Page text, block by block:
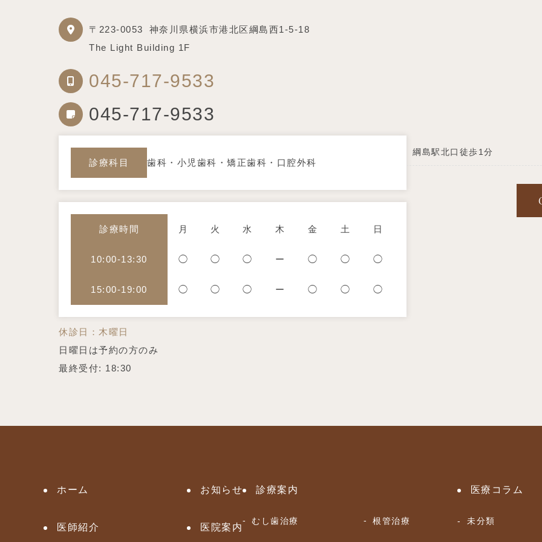
〒223-0053
神奈川県横浜市港北区綱島西1-5-18
The Light Building 1F
045-717-9533
045-717-9533
診療科目 歯科・小児歯科・矯正歯科・口腔外科
診療時間 月 火 水 木 金 土 日
10:00-13:30 ◯ ◯ ◯ ー ◯ ◯ ◯
15:00-19:00 ◯ ◯ ◯ ー ◯ ◯ ◯
休診日：木曜日
日曜日は予約の方のみ
最終受付: 18:30
綱島駅北口徒歩1分
ホーム お知らせ
医師紹介 医院案内
診療案内
むし歯治療 根管治療
医療コラム
未分類